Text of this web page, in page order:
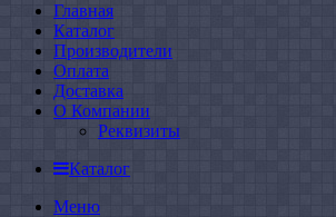
Главная
Каталог
Производители
Оплата
Доставка
О Компании
Реквизиты
Каталог
Меню